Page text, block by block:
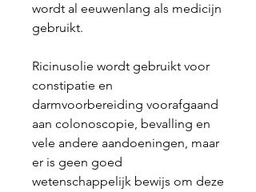
wordt al eeuwenlang als medicijn
gebruikt.
Ricinusolie wordt gebruikt voor
constipatie en
darmvoorbereiding voorafgaand
aan colonoscopie, bevalling en
vele andere aandoeningen, maar
er is geen goed
wetenschappelijk bewijs om deze